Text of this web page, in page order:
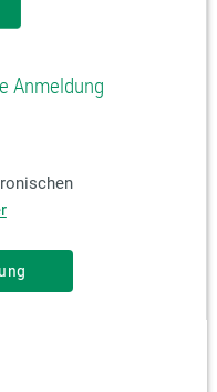
Anmeldung